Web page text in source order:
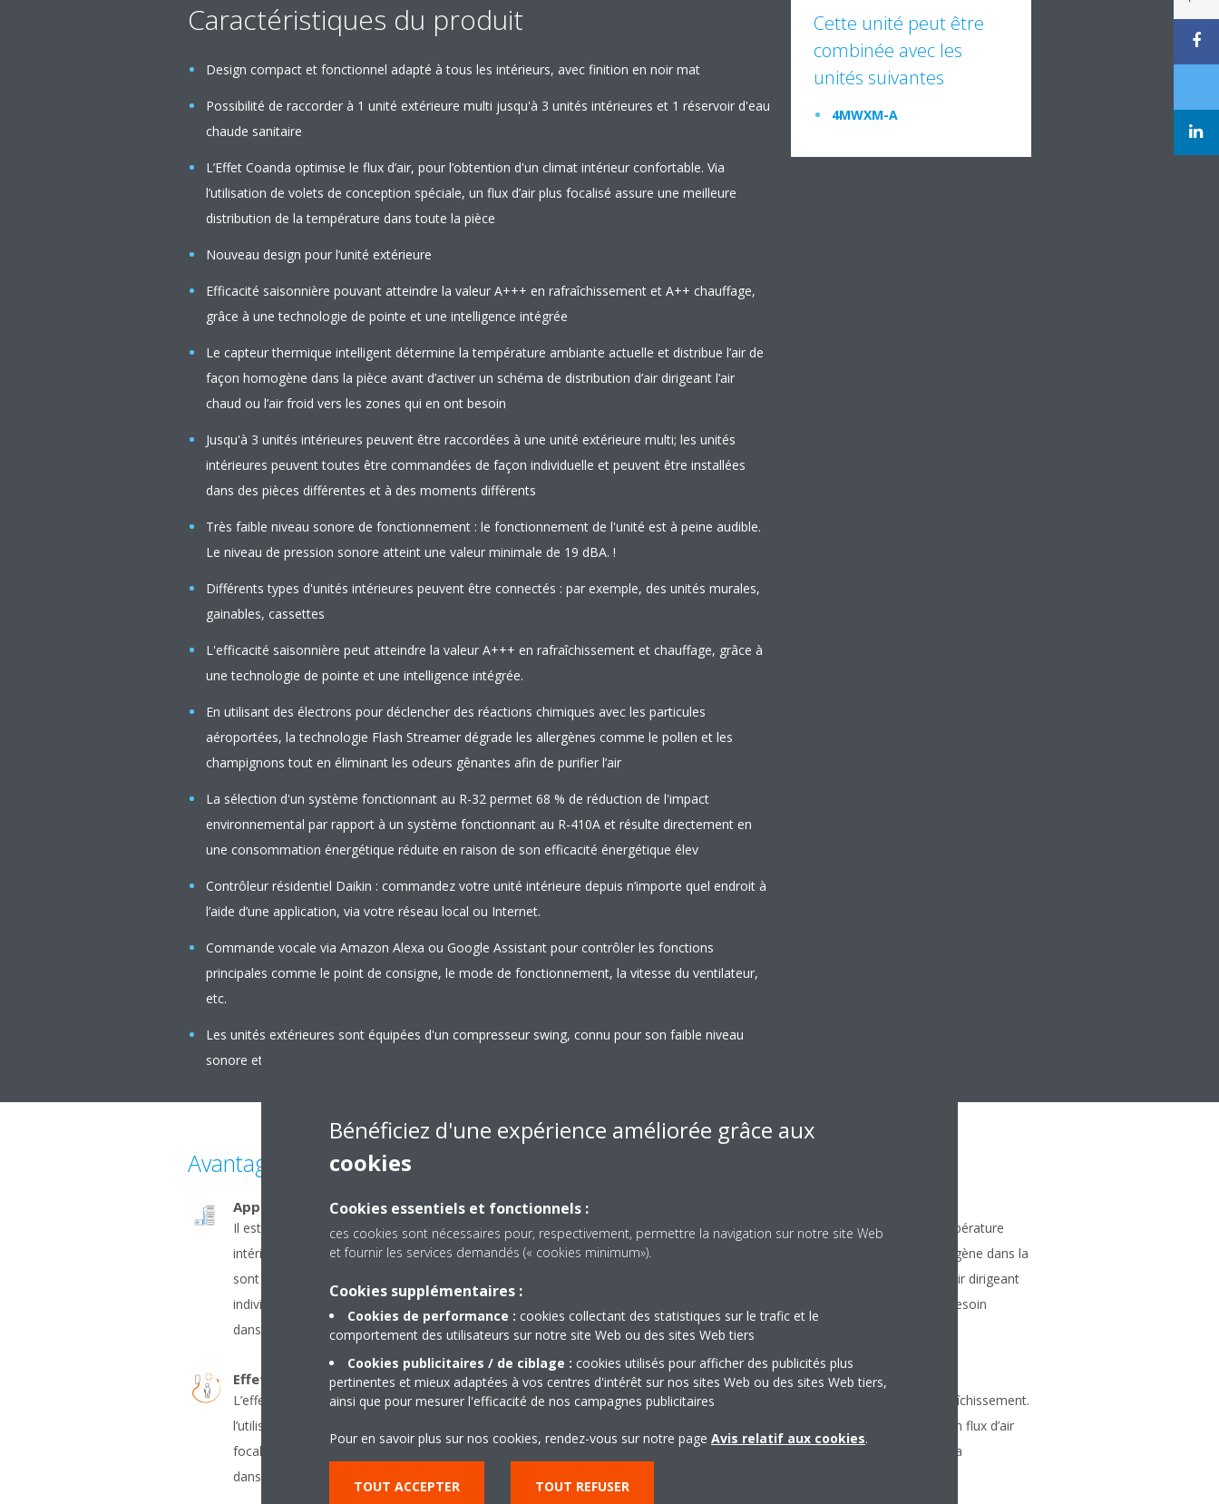
Caractéristiques du produit
Design compact et fonctionnel adapté à tous les intérieurs, avec finition en noir mat
Possibilité de raccorder à 1 unité extérieure multi jusqu'à 3 unités intérieures et 1 réservoir d'eau
chaude sanitaire
L’Effet Coanda optimise le flux d’air, pour l’obtention d'un climat intérieur confortable. Via
l’utilisation de volets de conception spéciale, un flux d’air plus focalisé assure une meilleure
distribution de la température dans toute la pièce
Nouveau design pour l’unité extérieure
Efficacité saisonnière pouvant atteindre la valeur A+++ en rafraîchissement et A++ chauffage,
grâce à une technologie de pointe et une intelligence intégrée
Le capteur thermique intelligent détermine la température ambiante actuelle et distribue l’air de
façon homogène dans la pièce avant d’activer un schéma de distribution d’air dirigeant l’air
chaud ou l’air froid vers les zones qui en ont besoin
Jusqu'à 3 unités intérieures peuvent être raccordées à une unité extérieure multi; les unités
intérieures peuvent toutes être commandées de façon individuelle et peuvent être installées
dans des pièces différentes et à des moments différents
Très faible niveau sonore de fonctionnement : le fonctionnement de l'unité est à peine audible.
Le niveau de pression sonore atteint une valeur minimale de 19 dBA. !
Différents types d'unités intérieures peuvent être connectés : par exemple, des unités murales,
gainables, cassettes
L'efficacité saisonnière peut atteindre la valeur A+++ en rafraîchissement et chauffage, grâce à
une technologie de pointe et une intelligence intégrée.
En utilisant des électrons pour déclencher des réactions chimiques avec les particules
aéroportées, la technologie Flash Streamer dégrade les allergènes comme le pollen et les
champignons tout en éliminant les odeurs gênantes afin de purifier l’air
La sélection d'un système fonctionnant au R-32 permet 68 % de réduction de l'impact
environnemental par rapport à un système fonctionnant au R-410A et résulte directement en
une consommation énergétique réduite en raison de son efficacité énergétique élev
Contrôleur résidentiel Daikin : commandez votre unité intérieure depuis n’importe quel endroit à
l’aide d’une application, via votre réseau local ou Internet.
Commande vocale via Amazon Alexa ou Google Assistant pour contrôler les fonctions
principales comme le point de consigne, le mode de fonctionnement, la vitesse du ventilateur,
etc.
Les unités extérieures sont équipées d'un compresseur swing, connu pour son faible niveau
sonore et sa haute efficacité énergétique
Cette unité peut être
combinée avec les
unités suivantes
4MWXM-A
Avantages
Application multi
Il est possible de connecter un maximum de 5 unités
intérieures à une unité extérieure unique, même si ces unités
sont de puissances différentes. Il est possible de commander
individuellement toutes les unités intérieures fonctionnant
dans le même mode (c
Le capteur thermique intelligent détermine la température
ambiante actuelle et distribue l’air de façon homogène dans la
pièce avant d’activer un schéma de distribution d’air dirigeant
l’air chaud ou l’air froid vers les zones qui en ont besoin
Effet Coanda - chauffage
L’effet Coanda optimise le flux d’air en mode chauffage. Via
l’utilisation de volets de conception spéciale, un flux d’air plus
focalisé assure une meilleure distribution de la température
dans toute la pièce
Effet Coanda - rafraîchissement
L’effet Coanda optimise le flux d’air en mode rafraîchissement.
Via l’utilisation de volets de conception spéciale, un flux d’air
plus focalisé assure une meilleure distribution de la
Bénéficiez d'une expérience améliorée grâce aux
cookies
Cookies essentiels et fonctionnels :
ces cookies sont nécessaires pour, respectivement, permettre la navigation sur notre site Web
et fournir les services demandés (« cookies minimum»).
Cookies supplémentaires :
Cookies de performance : cookies collectant des statistiques sur le trafic et le
comportement des utilisateurs sur notre site Web ou des sites Web tiers
Cookies publicitaires / de ciblage : cookies utilisés pour afficher des publicités plus
pertinentes et mieux adaptées à vos centres d'intérêt sur nos sites Web ou des sites Web tiers,
ainsi que pour mesurer l'efficacité de nos campagnes publicitaires
Pour en savoir plus sur nos cookies, rendez-vous sur notre page Avis relatif aux cookies.
TOUT ACCEPTER TOUT REFUSER